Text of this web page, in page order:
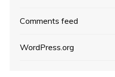
Comments feed
WordPress.org